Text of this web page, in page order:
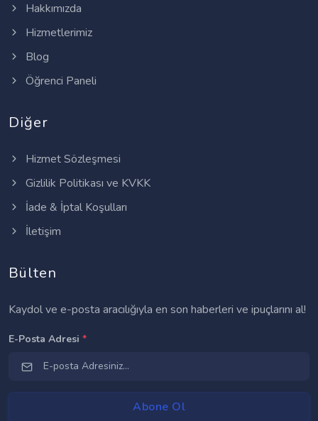
Hakkımızda
Hizmetlerimiz
Blog
Öğrenci Paneli
Diğer
Hizmet Sözleşmesi
Gizlilik Politikası ve KVKK
İade & İptal Koşulları
İletişim
Bülten
Kaydol ve e-posta aracılığıyla en son haberleri ve ipuçlarını al!
E-Posta Adresi *